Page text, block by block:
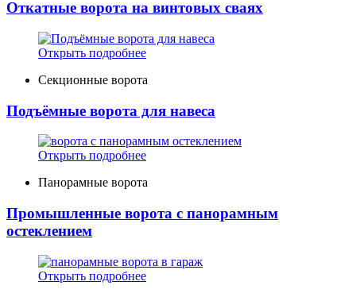
Откатные ворота на винтовых сваях
Открыть подробнее
Секционные ворота
Подъёмные ворота для навеса
Открыть подробнее
Панорамные ворота
Промышленные ворота с панорамным
остеклением
Открыть подробнее